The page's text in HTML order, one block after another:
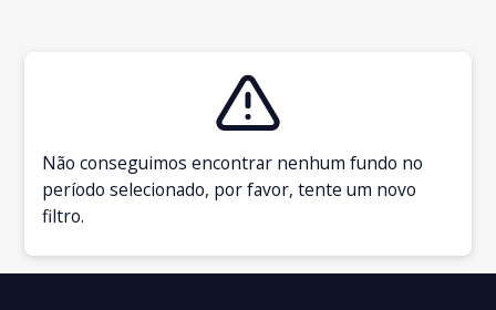
Não conseguimos encontrar nenhum fundo no
período selecionado, por favor, tente um novo
filtro.